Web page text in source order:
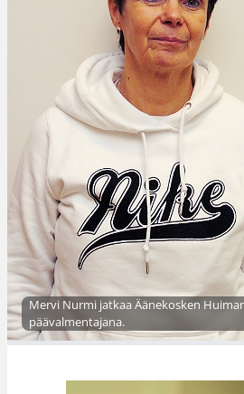
Mervi Nurmi jatkaa Äänekosken
päävalmentajana.